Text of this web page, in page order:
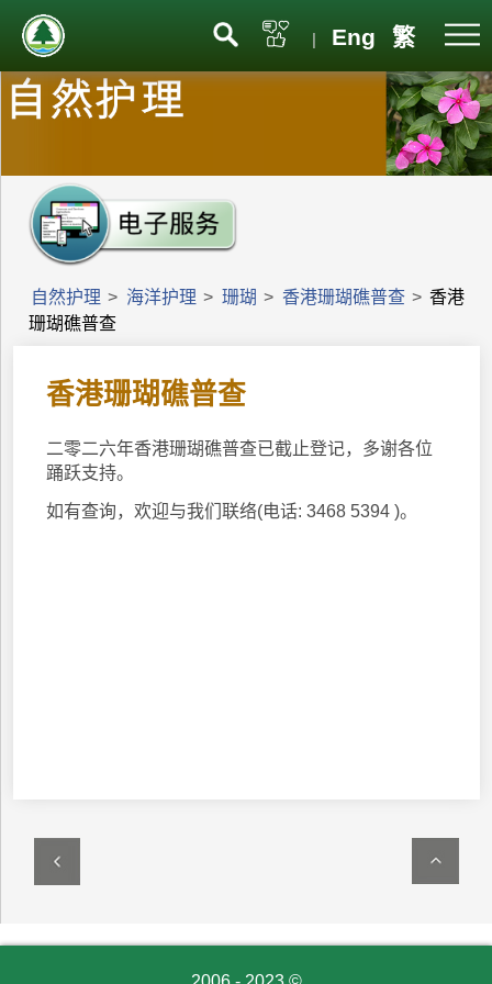
| Eng 繁
自然护理 > 海洋护理 > 珊瑚 > 香港珊瑚礁普查 > 香港
珊瑚礁普查
香港珊瑚礁普查
二零二六年香港珊瑚礁普查已截止登记，多谢各位
踊跃支持。
如有查询，欢迎与我们联络(电话: 3468 5394 )。